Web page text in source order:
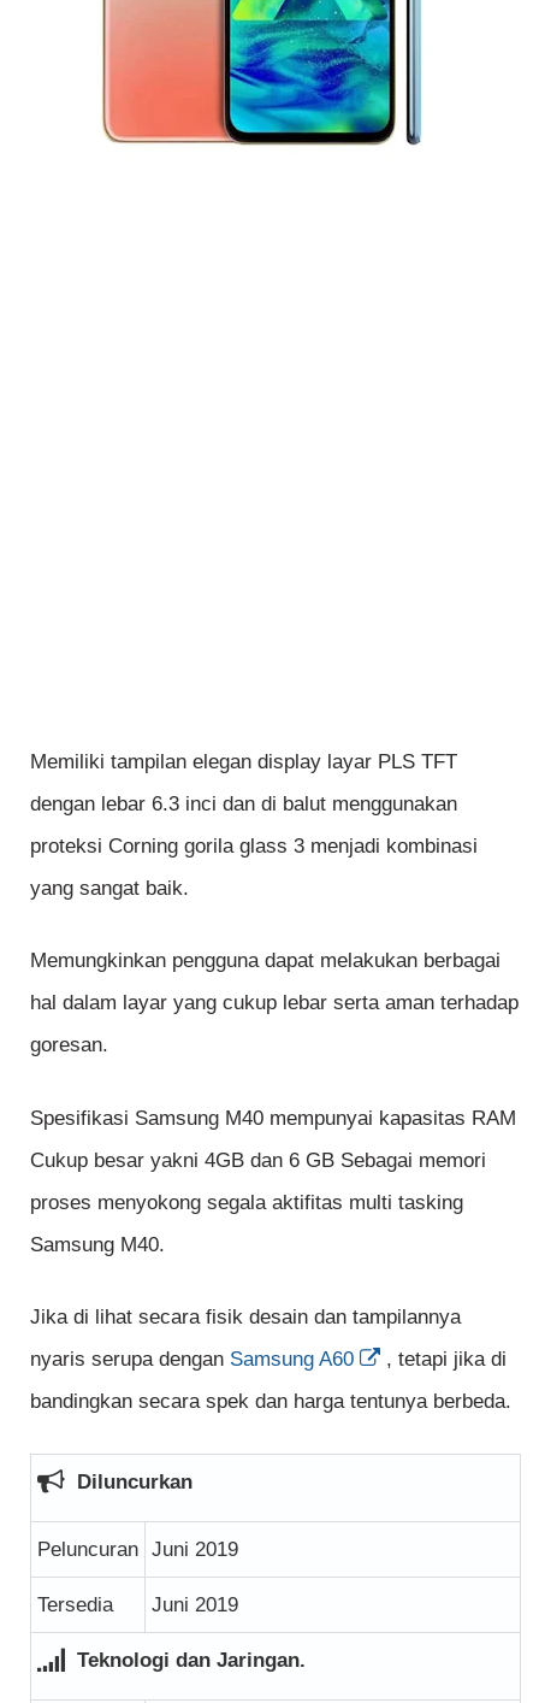
Memiliki tampilan elegan display layar PLS TFT
dengan lebar 6.3 inci dan di balut menggunakan
proteksi Corning gorila glass 3 menjadi kombinasi
yang sangat baik.
Memungkinkan pengguna dapat melakukan berbagai
hal dalam layar yang cukup lebar serta aman terhadap
goresan.
Spesifikasi Samsung M40 mempunyai kapasitas RAM
Cukup besar yakni 4GB dan 6 GB Sebagai memori
proses menyokong segala aktifitas multi tasking
Samsung M40.
Jika di lihat secara fisik desain dan tampilannya
nyaris serupa dengan Samsung A60
, tetapi jika di
bandingkan secara spek dan harga tentunya berbeda.
Diluncurkan
Peluncuran Juni 2019
Tersedia Juni 2019
Teknologi dan Jaringan.